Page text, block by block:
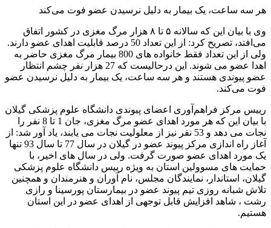
هر سه ساعت، یک بیمار به دلیل نرسیدن عضو فوت می‌کند
وی با بیان این که سالانه ۵ تا ۸ هزار مرگ مغزی در کشور اتفاق
می‌افتد، تصریح کرد: از این تعداد 50 درصد قابلیت اهدای عضو دارند.
ولی از این تعداد فقط خانواده های 800 بیمار مرگ مغزی حاضر به
اهدا عضو می شوند. این درحالیست که 27 هزار نفر چشم انتظار
عضو پیوندی هستند و هر سه ساعت، یک بیمار به دلیل نرسیدن عضو
فوت می‌کند.
رییس مرکز فراهم‌آوری اعضای پیوندی دانشگاه علوم پزشکی گیلان
با بیان این که هر مورد اهدای عضو مرگ مغزی، جان 1 تا 8 نفر را
نجات می دهد و 53 نفر نیز از معلولیت نجات می یابند، یاد آور شد: از
آغاز راه اندازی مرکز پیوند عضو در گیلان در سال 77 تا سال 93 تنها
یک مورد اهدای عضو صورت گرفت. ولی در سال های اخیر، با
حمایت های مسوولین استان به ویژه رییس دانشگاه علوم پزشکی
گیلان، استاندار، نمایندگان مجلس، نام آوران و هنرمندان و همچنین
تلاش شبانه روزی تیم پیوند عضو در بیمارستان پورسینا و رازی
رشت ، شاهد افزایش قابل توجهی از اهدای عضو در این استان
هستیم.